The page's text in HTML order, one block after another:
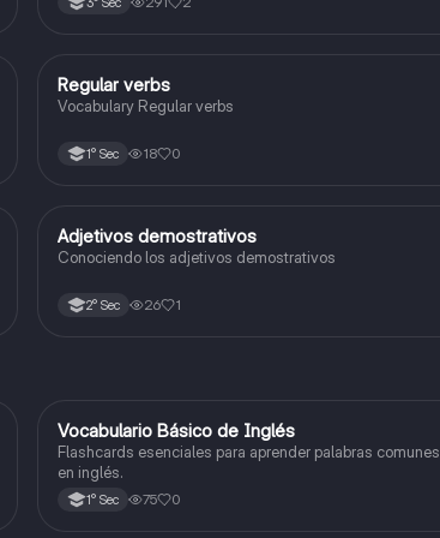
entender mejor este idioma <3
Inglés
Regular verbs
Vocabulary Regular verbs
1° Sec 18 0
Inglés
Adjetivos demostrativos
Conociendo los adjetivos demostrativos
2° Sec 26 1
VInglés
Vocabulario Básico de Inglés
Flashcards esenciales para aprender palabras comunes
en inglés.
1° Sec 75 0